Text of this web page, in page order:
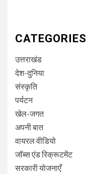
CATEGORIES
उत्तराखंड
देश-दुनिया
संस्कृति
पर्यटन
खेल-जगत
अपनी बात
वायरल वीडियो
जॉब्स एंड रिक्रूटमेंट
सरकारी योजनाएँ